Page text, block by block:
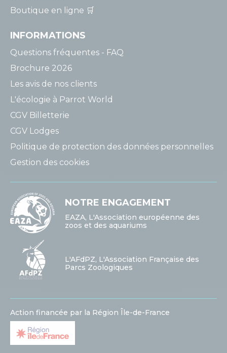
Boutique en ligne 🛒
INFORMATIONS
Questions fréquentes - FAQ
Brochure 2026
Les avis de nos clients
L'écologie à Parrot World
CGV Billetterie
CGV Lodges
Politique de protection des données personnelles
Gestion des cookies
NOTRE ENGAGEMENT
EAZA, L'Association européenne des
zoos et des aquariums
L'AFdPZ, L'Association Française des
Parcs Zoologiques
Action financée par la Région Île-de-France